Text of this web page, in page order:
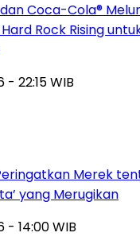
Coca-Cola®
Rock Rising
- 22:15 WIB
Merek
yang Merugikan
- 14:00 WIB